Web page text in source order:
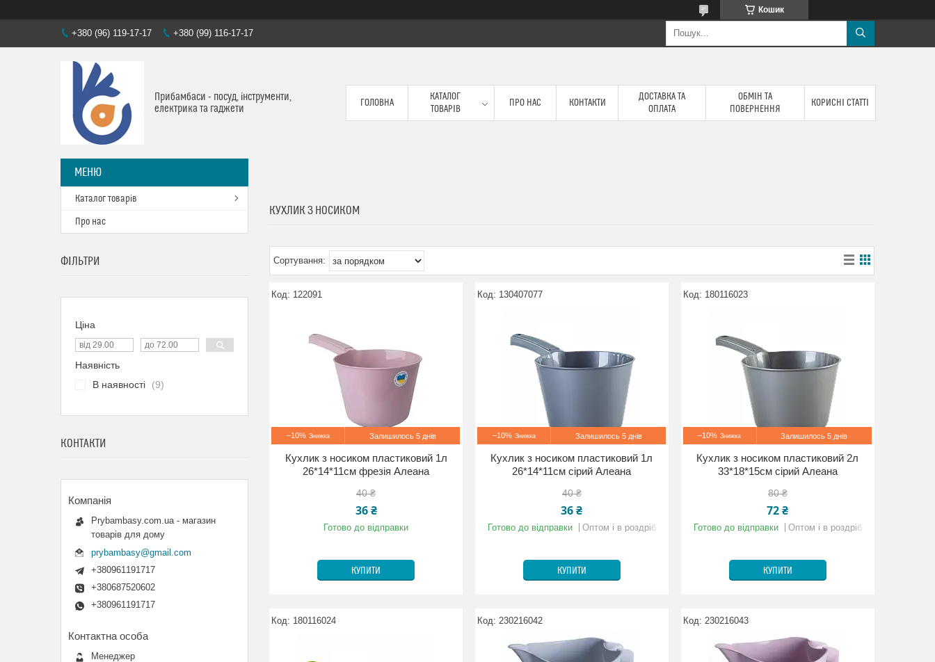
Кошик
+380 (96) 119-17-17 +380 (99) 116-17-17
Прибамбаси - посуд, інструменти,
електрика та гаджети
ГОЛОВНА
КАТАЛОГ
ТОВАРІВ
ПРО НАС КОНТАКТИ
ДОСТАВКА ТА
ОПЛАТА
ОБМІН ТА
ПОВЕРНЕННЯ
КОРИСНІ СТАТТІ
КУХЛИК З НОСИКОМ
122091
–10% Залишилось 5 днів
Кухлик з носиком пластиковий 1л
26*14*11см фрезія Алеана
40 ₴
36 ₴
Готово до відправки
КУПИТИ
130407077
–10% Залишилось 5 днів
Кухлик з носиком пластиковий 1л
26*14*11см сірий Алеана
40 ₴
36 ₴
Готово до відправки Оптом і в роздріб
КУПИТИ
180116023
–10% Залишилось 5 днів
Кухлик з носиком пластиковий 2л
33*18*15см сірий Алеана
80 ₴
72 ₴
Готово до відправки Оптом і в роздріб
КУПИТИ
180116024 230216042 230216043
Каталог товарів
Про нас
ФІЛЬТРИ
Ціна
Наявність
В наявності
9
КОНТАКТИ
Prybambasy.com.ua - магазин
товарів для дому
prybambasy@gmail.com
+380961191717
+380687520602
+380961191717
Менеджер